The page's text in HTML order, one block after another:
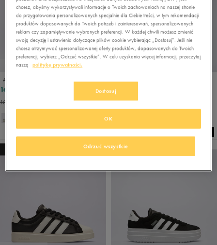
PROMO: DO -30%
ADIDAS CRAZYCHAOS 2000 J
167,99 zł
183,99 zł
119,99 zł
134,99 zł- najniższa cena
NEW
chcesz, abyśmy wykorzystywali informacje o Twoich zachowaniach na naszej stronie
do przygotowania personalizowanych specjalnie dla Ciebie treści, w tym rekomendacji
produktów dopasowanych do Twoich potrzeb i zainteresowań, spersonalizowanych
reklam czy zapamiętywanie wybranych preferencji. W każdej chwili możesz zmienić
swoją decyzję i ustawienia dotyczące plików cookie wybierając „Dostosuj”. Jeśli nie
chcesz otrzymywać spersonalizowanej oferty produktów, dopasowanych do Twoich
preferencji, wybierz „Odrzuć wszystkie”. W celu uzyskania więcej informacji, przeczytaj
naszą
politykę prywatności.
Dostosuj
Odrzuć wszystkie
OK